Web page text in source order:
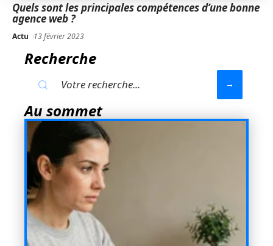
Quels sont les principales compétences d’une bonne
agence web ?
Actu 13 février 2023
Recherche
Au sommet